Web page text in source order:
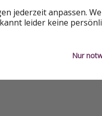
jederzeit anpassen.
leider keine
Nur